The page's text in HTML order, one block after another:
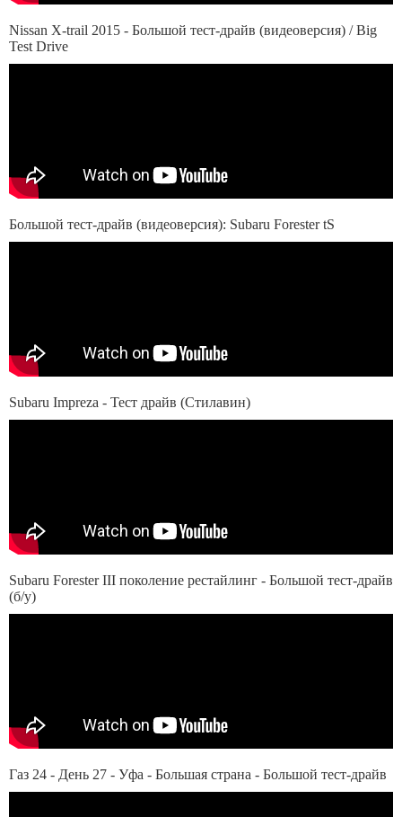
Nissan X-trail 2015 - Большой тест-драйв (видеоверсия) / Big
Test Drive
Большой тест-драйв (видеоверсия): Subaru Forester tS
Subaru Impreza - Тест драйв (Стилавин)
Subaru Forester III поколение рестайлинг - Большой тест-драйв
(б/у)
Газ 24 - День 27 - Уфа - Большая страна - Большой тест-драйв